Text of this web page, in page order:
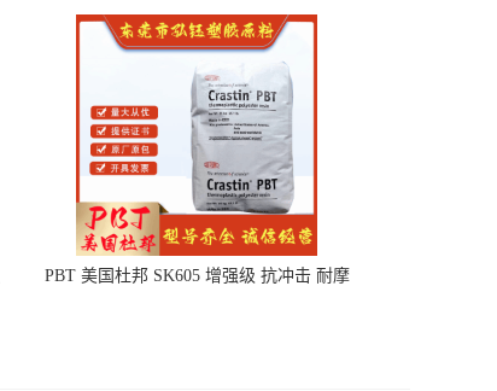
PBT 美国杜邦 SK605 增强级 抗冲击 耐摩